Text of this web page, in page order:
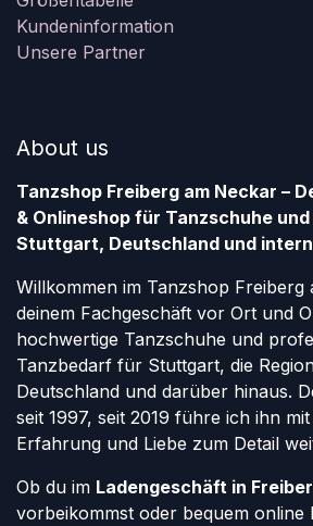
Kundeninformation
Unsere Partner
About us
Tanzshop Freiberg am Neckar –
& Onlineshop für Tanzschuhe
Stuttgart, Deutschland und
Willkommen im Tanzshop Freiberg
deinem Fachgeschäft vor Ort und
hochwertige Tanzschuhe und
Tanzbedarf für Stuttgart, die
Deutschland und darüber hinaus.
seit 1997, seit 2019 führe ich ihn
Erfahrung und Liebe zum Detail
Ob du im Ladengeschäft in
vorbeikommst oder bequem online